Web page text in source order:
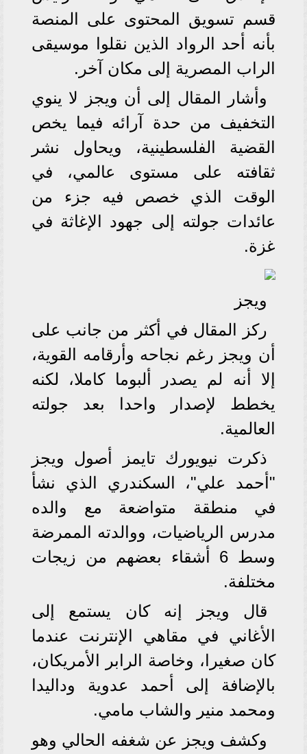
قسم تسويق المحتوى على المنصة
بأنه أحد الرواد الذين نقلوا موسيقى
الراب المصرية إلى مكان آخر.
وأشار المقال إلى أن ويجز لا ينوي
التخفيف من حدة آرائه فيما يخص
القضية الفلسطينية، ويحاول نشر
ثقافته على مستوى عالمي، في
الوقت الذي خصص فيه جزء من
عائدات جولته إلى جهود الإغاثة في
غزة.
ويجز
ركز المقال في أكثر من جانب على
أن ويجز رغم نجاحه وأرقامه القوية،
إلا أنه لم يصدر ألبوما كاملا، لكنه
يخطط لإصدار واحدا بعد جولته
العالمية.
ذكرت نيويورك تايمز أصول ويجز
"أحمد علي"، السكندري الذي نشأ
في منطقة متواضعة مع والده
مدرس الرياضيات، ووالدته الممرضة
وسط 6 أشقاء بعضهم من زيجات
مختلفة.
قال ويجز إنه كان يستمع إلى
الأغاني في مقاهي الإنترنت عندما
كان صغيرا، وخاصة الرابر الأمريكان،
بالإضافة إلى أحمد عدوية وداليدا
ومحمد منير والشاب مامي.
وكشف ويجز عن شغفه الحالي وهو